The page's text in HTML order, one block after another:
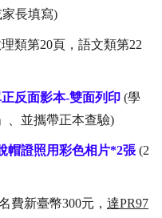
長填寫)
類第20頁，語文類第22
正反面影本-雙面列印 (學
、並攜帶正本查驗)
帽證照用彩色相片*2張 (2
費新臺幣300元， 達PR97